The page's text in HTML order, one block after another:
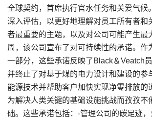
全球契约，首席执行官水任务和关爱气候
深入评估，以更好地理解对员工所有者和
者最重要的主题，以及对公司可能产生最
周，该公司宣布了对可持续性的承诺。作
一部分，这些承诺反映了Black＆Veatch员
并终止了对基于煤的电力设计和建设的参
能源技术并帮助客户加快实现净零排放的
为解决人类关键的基础设施挑战而孜孜不
础。这些承诺包括：-管理公司的碳足迹